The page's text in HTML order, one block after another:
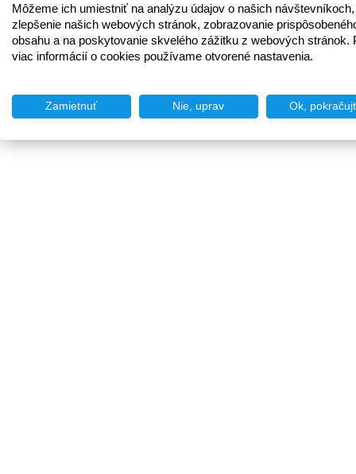
Môžeme ich umiestniť na analýzu údajov o našich
zlepšenie našich webových stránok, zobrazovanie
obsahu a na poskytovanie skvelého zážitku z webových stránok.
viac informácií o cookies používame otvorené nastavenia.
Zamietnuť Nie, uprav Ok,